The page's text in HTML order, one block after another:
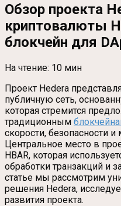
Обзор проекта
криптовалюты
блокчейн для
На чтение: 10 мин
Проект Hedera
публичную сеть,
которая стремится
традиционным
скорости, безопасности
Центральное место в
HBAR, которая
обработки транзакций и
статье мы рассмотрим
решения Hedera,
развития проекта.